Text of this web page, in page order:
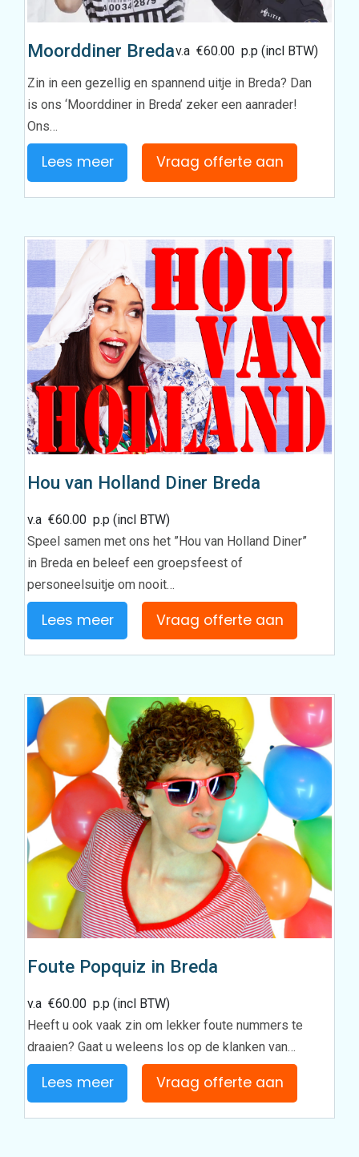
Moorddiner Bredav.a €60.00p.p (incl BTW)
Zin in een gezellig en spannend uitje in Breda? Dan
is ons ‘Moorddiner in Breda’ zeker een aanrader!
Ons…
Lees meer Vraag offerte aan
Hou van Holland Diner Breda
v.a€60.00 p.p (incl BTW)
Speel samen met ons het ”Hou van Holland Diner”
in Breda en beleef een groepsfeest of
personeelsuitje om nooit…
Lees meer Vraag offerte aan
Foute Popquiz in Breda
v.a€60.00 p.p (incl BTW)
Heeft u ook vaak zin om lekker foute nummers te
draaien? Gaat u weleens los op de klanken van…
Lees meer Vraag offerte aan